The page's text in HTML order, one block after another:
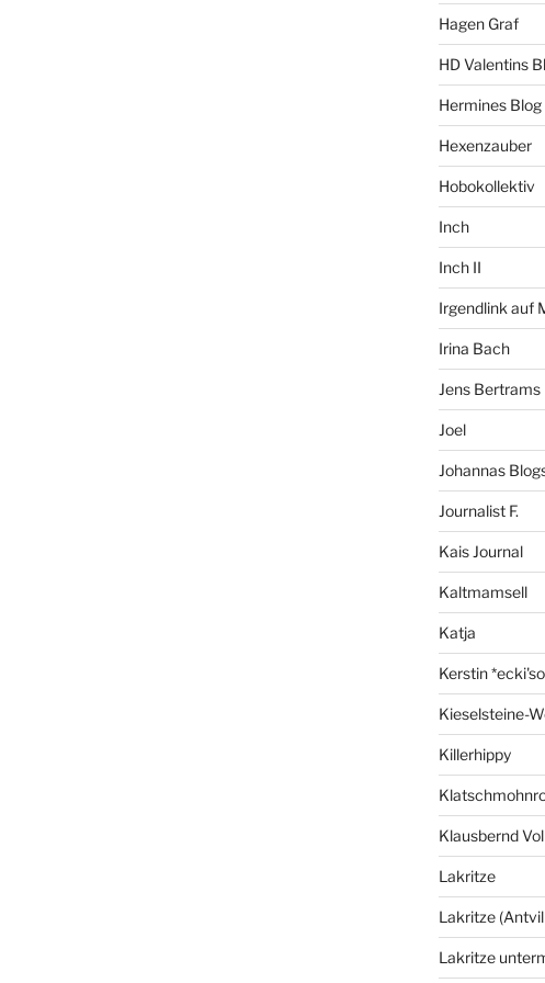
Hagen Graf
HD Valentins
Hermines Blog
Hexenzauber
Hobokollektiv
Inch
Inch II
Irgendlink auf
Irina Bach
Jens Bertrams
Joel
Johannas
Journalist F.
Kais Journal
Kaltmamsell
Katja
Kerstin
Kieselsteine-
Killerhippy
Klausbernd
Lakritze
Lakritze
Lakritze